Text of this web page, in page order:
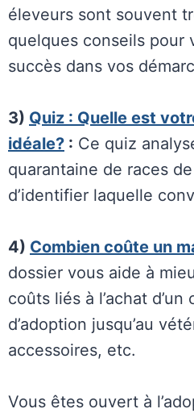
éleveurs sont souvent
quelques conseils pour
succès dans vos
3) Quiz : Quelle est
idéale? : Ce quiz
quarantaine de races
d’identifier laquelle
4) Combien coûte un
dossier vous aide à
coûts liés à l’achat
d’adoption jusqu’au
accessoires, etc.
Vous êtes ouvert à